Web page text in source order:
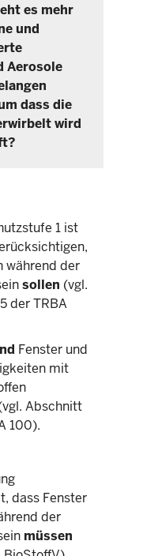
es mehr
und
Aerosole
dass die
wird
1 ist
während der
sollen (vgl.
der TRBA
Fenster und
mit
Abschnitt
100).
dass Fenster
der
müssen